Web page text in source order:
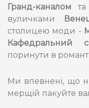
Гранд-каналом та
вуличками
столицею моди -
Кафедральний
поринути в
Ми впевнені, що
мерщій пакуйте